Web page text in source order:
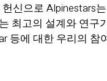
신으로 Alpinestars
최고의 설계와 연구
등에 대한 우리의 참